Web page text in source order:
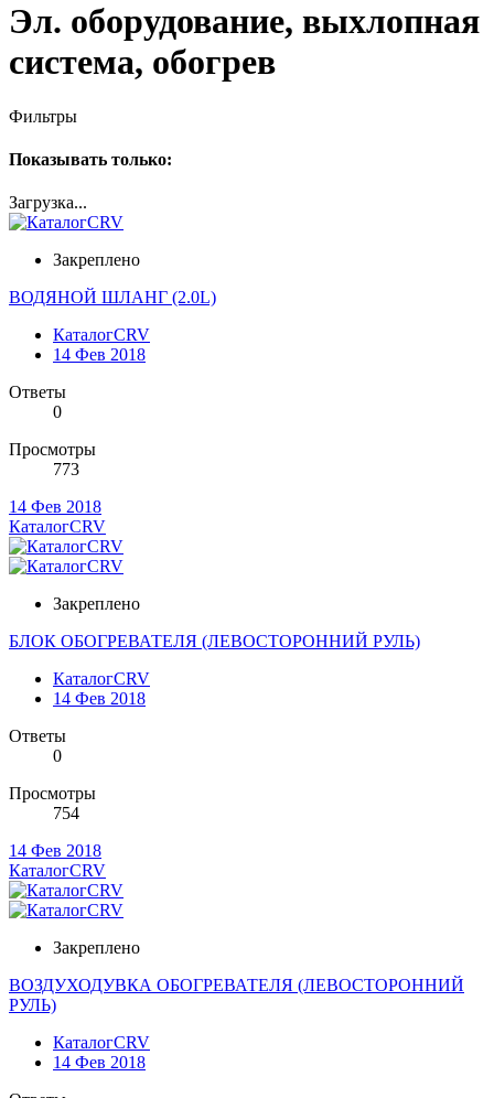
Эл. оборудование, выхлопная
система, обогрев
Фильтры
Показывать только:
Загрузка...
Закреплено
ВОДЯНОЙ ШЛАНГ (2.0L)
КаталогCRV
14 Фев 2018
Ответы
0
Просмотры
773
14 Фев 2018
КаталогCRV
Закреплено
БЛОК ОБОГРЕВАТЕЛЯ (ЛЕВОСТОРОННИЙ РУЛЬ)
КаталогCRV
14 Фев 2018
Ответы
0
Просмотры
754
14 Фев 2018
КаталогCRV
Закреплено
ВОЗДУХОДУВКА ОБОГРЕВАТЕЛЯ (ЛЕВОСТОРОННИЙ
РУЛЬ)
КаталогCRV
14 Фев 2018